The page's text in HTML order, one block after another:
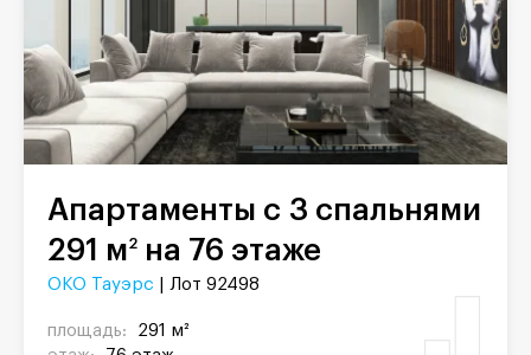
Апартаменты с 3 спальнями
291 м2 на 76 этаже
ОКО Тауэрс | Лот 92498
площадь:
291 м²